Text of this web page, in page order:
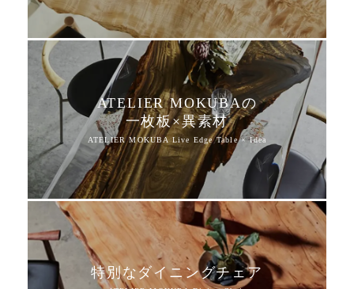
ATELIER MOKUBAの
一枚板×異素材
特別なダイニングチェア